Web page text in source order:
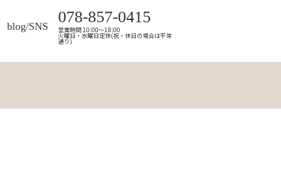
blog/SNS
078-857-0415
営業時間 10:00～18:00
火曜日・水曜日定休(祝・休日の場合は平常
通り)